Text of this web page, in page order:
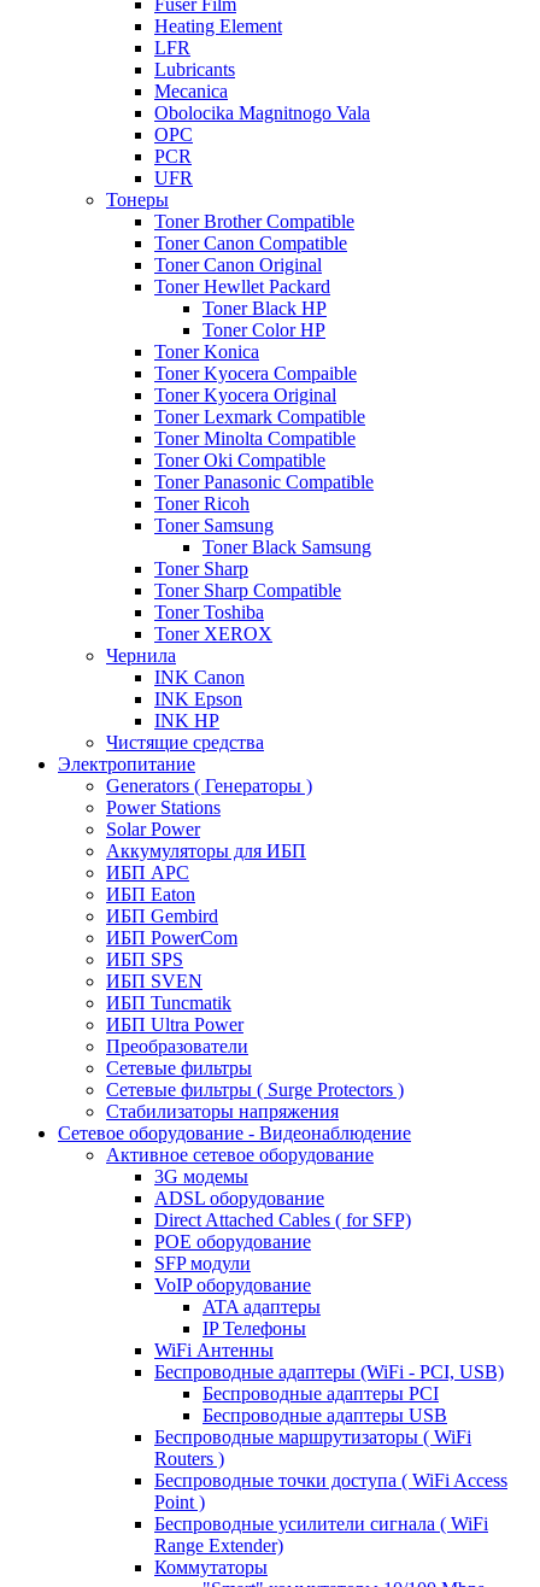
Fuser Film
Heating Element
LFR
Lubricants
Mecanica
Obolocika Magnitnogo Vala
OPC
PCR
UFR
Тонеры
Toner Brother Compatible
Toner Canon Compatible
Toner Canon Original
Toner Hewllet Packard
Toner Black HP
Toner Color HP
Toner Konica
Toner Kyocera Compaible
Toner Kyocera Original
Toner Lexmark Compatible
Toner Minolta Compatible
Toner Oki Compatible
Toner Panasonic Compatible
Toner Ricoh
Toner Samsung
Toner Black Samsung
Toner Sharp
Toner Sharp Compatible
Toner Toshiba
Toner XEROX
Чернила
INK Canon
INK Epson
INK HP
Чистящие средства
Электропитание
Generators ( Генераторы )
Power Stations
Solar Power
Аккумуляторы для ИБП
ИБП APC
ИБП Eaton
ИБП Gembird
ИБП PowerCom
ИБП SPS
ИБП SVEN
ИБП Tuncmatik
ИБП Ultra Power
Преобразователи
Сетевые фильтры
Сетевые фильтры ( Surge Protectors )
Стабилизаторы напряжения
Сетевое оборудование - Видеонаблюдение
Активное сетевое оборудование
3G модемы
ADSL оборудование
Direct Attached Cables ( for SFP)
POE оборудование
SFP модули
VoIP оборудование
ATA адаптеры
IP Телефоны
WiFi Антенны
Беспроводные адаптеры (WiFi - PCI, USB)
Беспроводные адаптеры PCI
Беспроводные адаптеры USB
Беспроводные маршрутизаторы ( WiFi
Routers )
Беспроводные точки доступа ( WiFi Access
Point )
Беспроводные усилители сигнала ( WiFi
Range Extender)
Коммутаторы